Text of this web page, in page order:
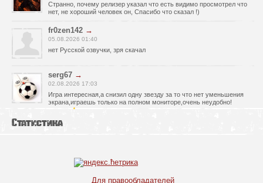
Странно, почему релизер указал что есть видимо просмотрел что
нет, не хороший человек он, Спасибо что сказал !)
fr0zen142 →
05.08.2026 01:40
нет Русской озвучки, зря скачал
serg67 →
02.08.2026 17:03
Игра интересная,а снизил одну звезду за то что нет уменьшения
экрана,играешь только на полном мониторе,очень неудобно!
испробовал?
Статистика
Для правообладателей